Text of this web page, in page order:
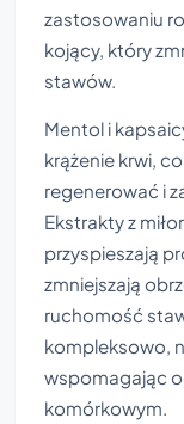
zastosowaniu
kojący, który
stawów.
Mentol i
krążenie krwi,
regenerować i
Ekstrakty z
przyspieszają
zmniejszają
ruchomość
kompleksowo,
wspomagając
komórkowym.